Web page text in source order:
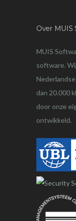
Over MUIS
MUIS
software.
dan 20.000
door onze
ontwikkeld.